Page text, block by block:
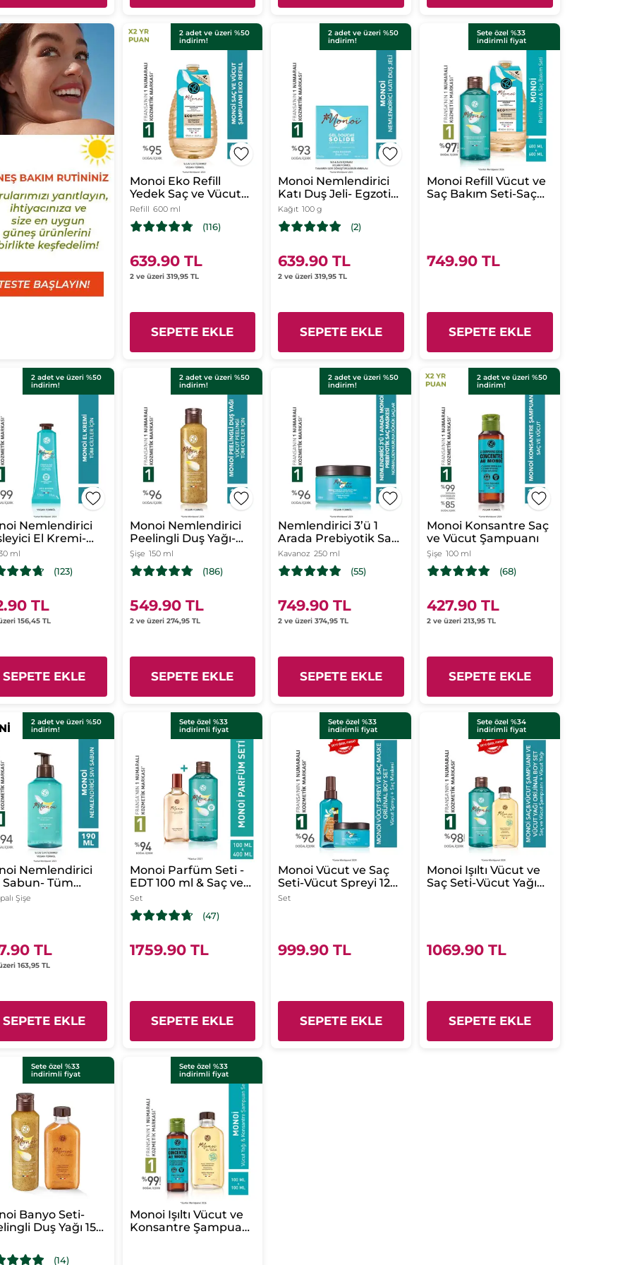
2 adet ve üzeri %50
indirim!
Monoi Eko Refill
Yedek Saç ve Vücut
Şampuanı - 600 ml
Refill 600 ml
(116)
639.90 TL
2 ve üzeri 319,95 TL
SEPETE EKLE
2 adet ve üzeri %50
indirim!
Monoi Nemlendirici
Katı Duş Jeli- Egzotik,
Sıcak ve Çekici-Tüm
Ciltler-SLS,SLES
içermez-Vegan
Kağıt 100 g
(2)
639.90 TL
2 ve üzeri 319,95 TL
SEPETE EKLE
Sete özel %33
indirimli fiyat
Monoi Refill Vücut ve
Saç Bakım Seti-Saç
749.90 TL
SEPETE EKLE
2 adet ve üzeri %50
indirim!
Nemlendirici
El Kremi-
Ciltler - Monoi de
Vegan
ml
(123)
TL
156,45 TL
SEPETE EKLE
2 adet ve üzeri %50
indirim!
Monoi Nemlendirici
Peelingli Duş Yağı-
Tüm Ciltler-Monoi de
Tahiti-Vegan
Şişe 150 ml
(186)
549.90 TL
2 ve üzeri 274,95 TL
SEPETE EKLE
2 adet ve üzeri %50
indirim!
Nemlendirici 3’ü 1
Arada Prebiyotik Saç
Maske – Normalden
Kuruya Dönük Saçlar
/Monoi
Kavanoz 250 ml
(55)
749.90 TL
2 ve üzeri 374,95 TL
SEPETE EKLE
2 adet ve üzeri %50
indirim!
Monoi Konsantre Saç
ve Vücut Şampuanı
Şişe 100 ml
(68)
427.90 TL
2 ve üzeri 213,95 TL
SEPETE EKLE
2 adet ve üzeri %50
indirim!
Nemlendirici
Sabun- Tüm
Monoi de
Şişe
TL
163,95 TL
SEPETE EKLE
Sete özel %33
indirimli fiyat
Monoi Parfüm Seti -
EDT 100 ml & Saç ve
Vücut Şampuanı 400
ml
Set
(47)
1759.90 TL
SEPETE EKLE
Sete özel %33
indirimli fiyat
Monoi Vücut ve Saç
Seti-Vücut Spreyi 125
ml & Saç Maskesi 250
Set
999.90 TL
SEPETE EKLE
Sete özel %34
indirimli fiyat
Monoi Işıltı Vücut ve
Saç Seti-Vücut Yağı
1069.90 TL
SEPETE EKLE
Sete özel %33
indirimli fiyat
Banyo Seti-
Duş Yağı 150
Işıltılı Yağ 100 ml
(14)
Sete özel %33
indirimli fiyat
Monoi Işıltı Vücut ve
Konsantre Şampuan